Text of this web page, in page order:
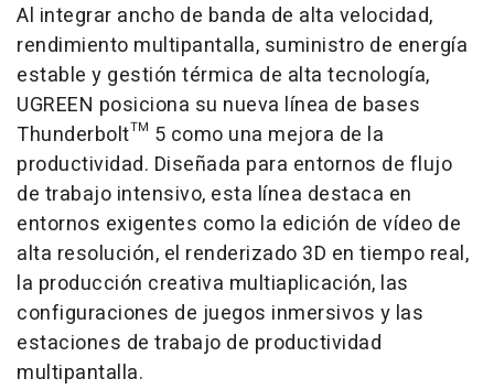
Al integrar ancho de banda de alta velocidad,
rendimiento multipantalla, suministro de energía
estable y gestión térmica de alta tecnología,
UGREEN posiciona su nueva línea de bases
Thunderbolt™ 5 como una mejora de la
productividad. Diseñada para entornos de flujo
de trabajo intensivo, esta línea destaca en
entornos exigentes como la edición de vídeo de
alta resolución, el renderizado 3D en tiempo real,
la producción creativa multiaplicación, las
configuraciones de juegos inmersivos y las
estaciones de trabajo de productividad
multipantalla.